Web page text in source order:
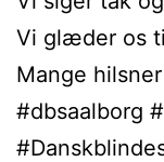
Vi glæder os
Mange
#dbsaalborg